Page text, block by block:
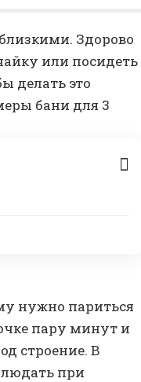
Здорово
или посидеть
делать это
бани для 3
нужно париться
пару минут и
строение. В
при